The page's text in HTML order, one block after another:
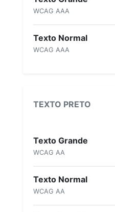
WCAG AAA
Texto Normal
WCAG AAA
TEXTO PRETO
Texto Grande
WCAG AA
Texto Normal
WCAG AA